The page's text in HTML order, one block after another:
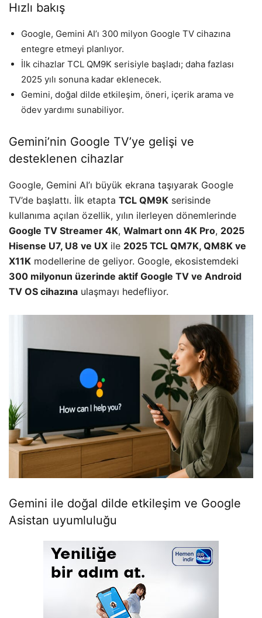
Hızlı bakış
Google, Gemini AI’ı 300 milyon Google TV cihazına
entegre etmeyi planlıyor.
İlk cihazlar TCL QM9K serisiyle başladı; daha fazlası
2025 yılı sonuna kadar eklenecek.
Gemini, doğal dilde etkileşim, öneri, içerik arama ve
ödev yardımı sunabiliyor.
Gemini’nin Google TV’ye gelişi ve
desteklenen cihazlar
Google, Gemini AI’ı büyük ekrana taşıyarak Google
TV’de başlattı. İlk etapta TCL QM9K serisinde
kullanıma açılan özellik, yılın ilerleyen dönemlerinde
Google TV Streamer 4K, Walmart onn 4K Pro, 2025
Hisense U7, U8 ve UX ile 2025 TCL QM7K, QM8K ve
X11K modellerine de geliyor. Google, ekosistemdeki
300 milyonun üzerinde aktif Google TV ve Android
TV OS cihazına ulaşmayı hedefliyor.
Gemini ile doğal dilde etkileşim ve Google
Asistan uyumluluğu